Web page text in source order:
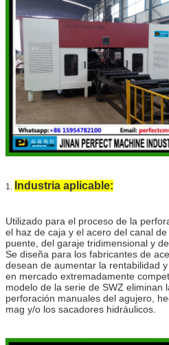
1. Industria aplicable:
Utilizado para el proceso de la
el haz de caja y el acero del canal
puente, del garaje tridimensional y
Se diseña para los fabricantes de
desean de aumentar la rentabilidad
en mercado extremadamente
modelo de la serie de SWZ eliminan
perforación manuales del agujero,
mag y/o los sacadores hidráulicos.